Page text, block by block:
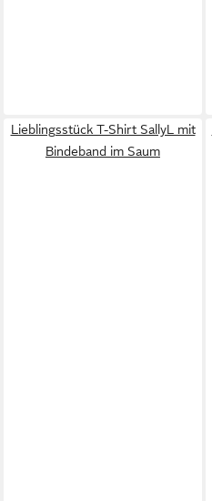
Lieblingsstück T-Shirt SallyL mit
Bindeband im Saum